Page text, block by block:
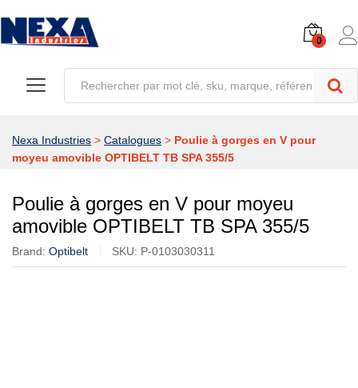
0
Nexa Industries > Catalogues > Poulie à gorges en V pour
moyeu amovible OPTIBELT TB SPA 355/5
Poulie à gorges en V pour moyeu
amovible OPTIBELT TB SPA 355/5
Brand: Optibelt SKU: P-0103030311